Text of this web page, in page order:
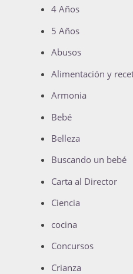
4 Años
5 Años
Abusos
Alimentación y
Armonia
Bebé
Belleza
Buscando un bebé
Carta al Director
Ciencia
cocina
Concursos
Crianza